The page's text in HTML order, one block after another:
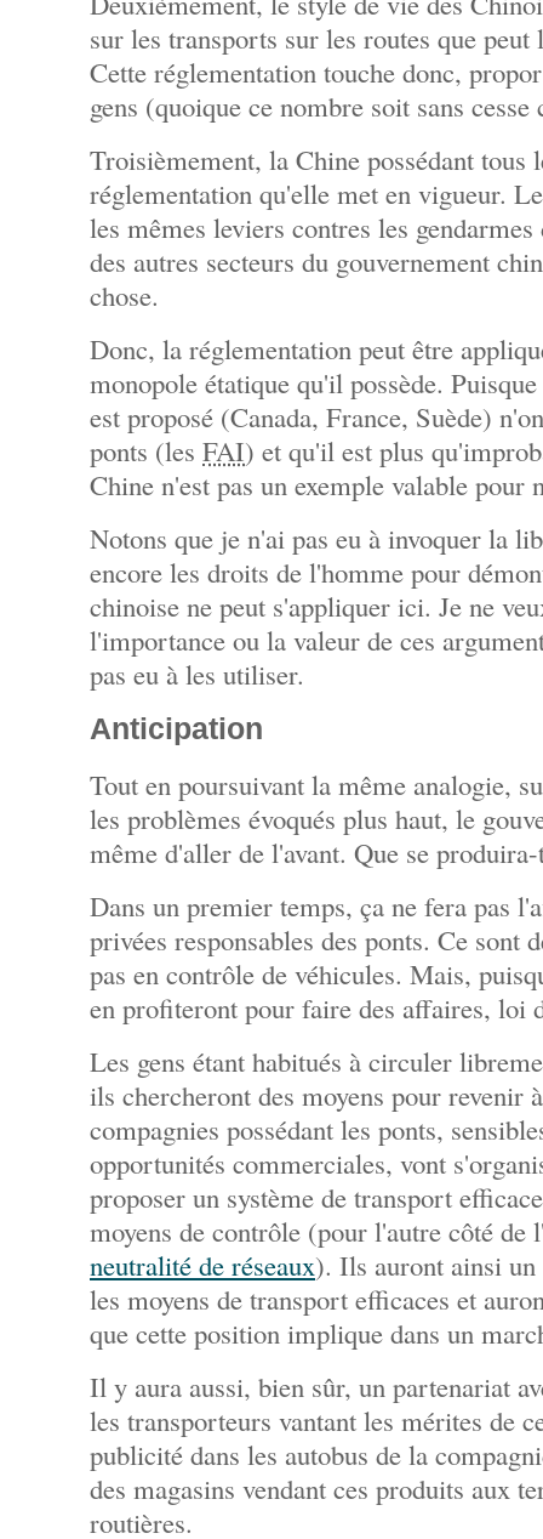
sur les transports sur les routes que
Cette réglementation touche donc,
gens (quoique ce nombre soit sans cesse
Troisièmement, la Chine possédant tous
réglementation qu'elle met en vigueur.
les mêmes leviers contres les
des autres secteurs du gouvernement
chose.
Donc, la réglementation peut être
monopole étatique qu'il possède.
est proposé (Canada, France, Suède)
ponts (les FAI) et qu'il est plus
Chine n'est pas un exemple valable pour
Notons que je n'ai pas eu à invoquer la
encore les droits de l'homme pour
chinoise ne peut s'appliquer ici. Je ne
l'importance ou la valeur de ces
pas eu à les utiliser.
Anticipation
Tout en poursuivant la même analogie,
les problèmes évoqués plus haut, le
même d'aller de l'avant. Que se
Dans un premier temps, ça ne fera pas
privées responsables des ponts. Ce sont
pas en contrôle de véhicules. Mais,
en profiteront pour faire des affaires, loi
Les gens étant habitués à circuler
ils chercheront des moyens pour revenir
compagnies possédant les ponts,
opportunités commerciales, vont
proposer un système de transport
moyens de contrôle (pour l'autre côté de
neutralité de réseaux). Ils auront ainsi
les moyens de transport efficaces et
que cette position implique dans un
Il y aura aussi, bien sûr, un partenariat
les transporteurs vantant les mérites de
publicité dans les autobus de la
des magasins vendant ces produits aux
routières.